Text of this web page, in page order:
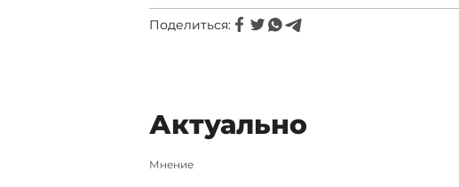
Поделиться:
Актуально
Мнение